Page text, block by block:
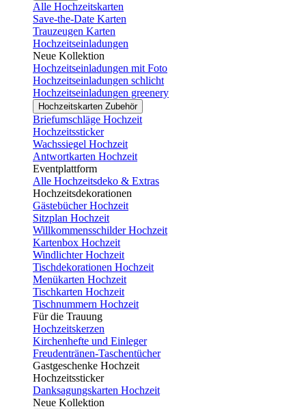
Alle Hochzeitskarten
Save-the-Date Karten
Trauzeugen Karten
Hochzeitseinladungen
Neue Kollektion
Hochzeitseinladungen mit Foto
Hochzeitseinladungen schlicht
Hochzeitseinladungen greenery
Hochzeitskarten Zubehör
Briefumschläge Hochzeit
Hochzeitssticker
Wachssiegel Hochzeit
Antwortkarten Hochzeit
Eventplattform
Alle Hochzeitsdeko & Extras
Hochzeitsdekorationen
Gästebücher Hochzeit
Sitzplan Hochzeit
Willkommensschilder Hochzeit
Kartenbox Hochzeit
Windlichter Hochzeit
Tischdekorationen Hochzeit
Menükarten Hochzeit
Tischkarten Hochzeit
Tischnummern Hochzeit
Für die Trauung
Hochzeitskerzen
Kirchenhefte und Einleger
Freudentränen-Taschentücher
Gastgeschenke Hochzeit
Hochzeitssticker
Danksagungskarten Hochzeit
Neue Kollektion